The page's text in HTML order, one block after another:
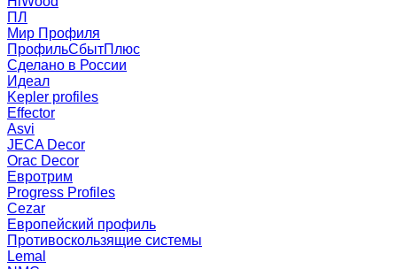
ПЛ
Мир Профиля
ПрофильСбытПлюс
Сделано в России
Идеал
Kepler profiles
Effector
Asvi
JECA Decor
Orac Decor
Евротрим
Progress Profiles
Cezar
Европейский профиль
Противоскользящие системы
Lemal